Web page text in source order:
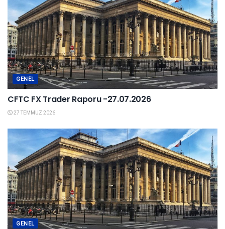
GENEL
CFTC FX Trader Raporu -27.07.2026
27 TEMMUZ 2026
GENEL